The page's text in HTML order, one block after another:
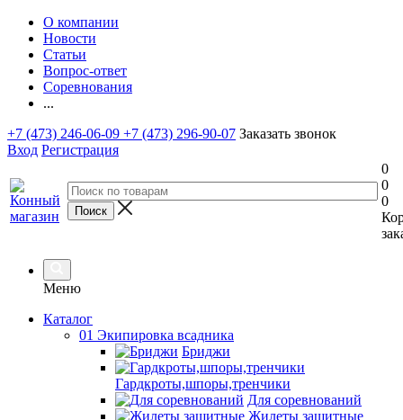
О компании
Новости
Статьи
Вопрос-ответ
Соревнования
...
+7 (473) 246-06-09 +7 (473) 296-90-07 Заказать звонок
Вход Регистрация
0
0
0
Меню
Каталог
01 Экипировка всадника
Бриджи
Гардкроты,шпоры,тренчики
Для соревнований
Жилеты защитные